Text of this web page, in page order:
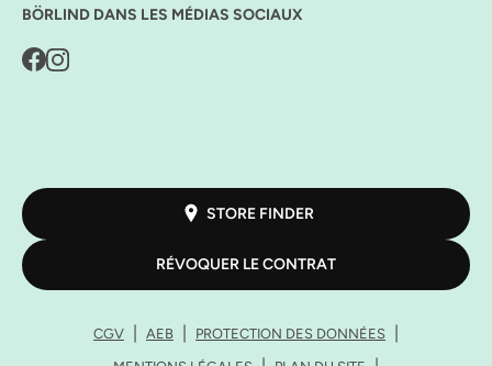
BÖRLIND DANS LES MÉDIAS SOCIAUX
STORE FINDER
RÉVOQUER LE CONTRAT
CGV AEB
PROTECTION DES DONNÉES